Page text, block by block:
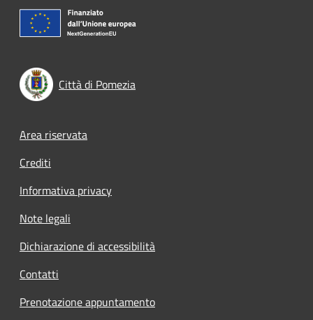
Città di Pomezia
Footer menu
Area riservata
Crediti
Informativa privacy
Note legali
Dichiarazione di accessibilità
Contatti
Prenotazione appuntamento